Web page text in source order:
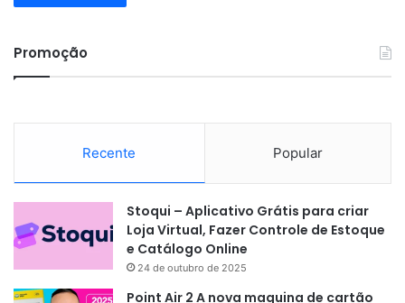
Promoção
Recente Popular
Stoqui – Aplicativo Grátis para criar
Loja Virtual, Fazer Controle de Estoque
e Catálogo Online
24 de outubro de 2025
Point Air 2 A nova maquina de cartão